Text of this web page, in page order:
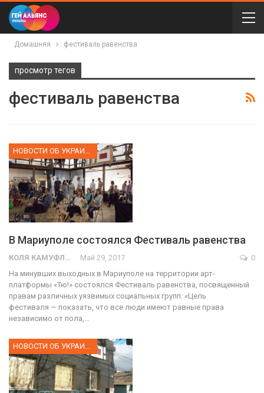
Домашняя фестиваль равенства
просмотр тегов
фестиваль равенства
В Мариуполе состоялся Фестиваль равенства
КОЛЯ КАМУФЛЯЖ Май 29, 2017
0
На минувших выходных в Мариуполе на территории арт-
платформы «Тю!» состоялся Фестиваль равенства, посвященный
правам различных уязвимых социальных групп. «Цель
фестиваля — показать, что все люди имеют равные права
независимо от пола,…
НОВОСТИ ОБ УКРАИНЕ